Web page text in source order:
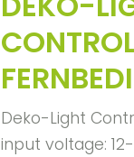
Deko-Light
input voltage: